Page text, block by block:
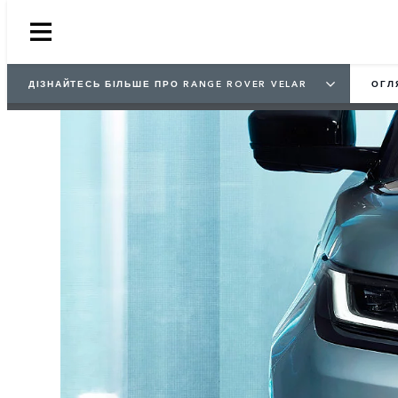
ДІЗНАЙТЕСЬ БІЛЬШЕ ПРО RANGE ROVER VELAR
1/3